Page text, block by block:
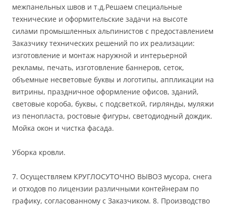
межпанельных швов и т.д.Решаем специальные
технические и оформительские задачи на высоте
силами промышленных альпинистов с предоставлением
Заказчику технических решений по их реализации:
изготовление и монтаж наружной и интерьерной
рекламы, печать, изготовление баннеров, сеток,
объемные несветовые буквы и логотипы, аппликации на
витрины, праздничное оформление офисов, зданий,
световые короба, буквы, с подсветкой, гирлянды, муляжи
из пенопласта, ростовые фигуры, светодиодный дождик.
Мойка окон и чистка фасада.
Уборка кровли.
7. Осуществляем КРУГЛОСУТОЧНО ВЫВОЗ мусора, снега
и отходов по лицензии различными контейнерам по
графику, согласованному с Заказчиком. 8. Производство